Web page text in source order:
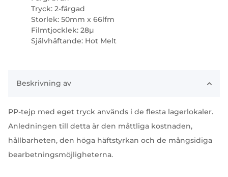
Tryck: 2-färgad
Storlek: 50mm x 66lfm
Filmtjocklek: 28µ
Självhäftande: Hot Melt
Beskrivning av
PP-tejp med eget tryck används i de flesta lagerlokaler.
Anledningen till detta är den måttliga kostnaden,
hållbarheten, den höga häftstyrkan och de mångsidiga
bearbetningsmöjligheterna.